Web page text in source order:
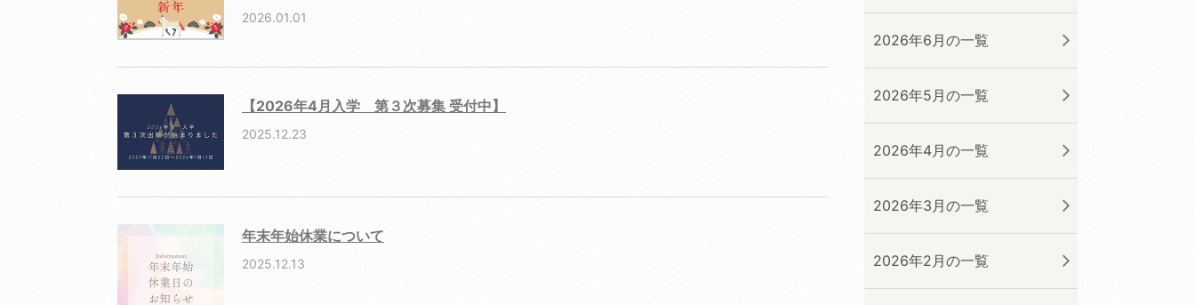
2026.01.01
【2026年4月入学 第３次募集 受付中】
2025.12.23
年末年始休業について
2025.12.13
2026年6月の一覧
2026年5月の一覧
2026年4月の一覧
2026年3月の一覧
2026年2月の一覧